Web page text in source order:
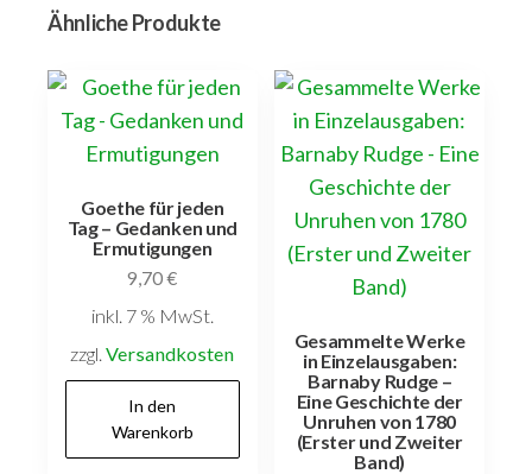
Ähnliche Produkte
Goethe für jeden
Tag – Gedanken und
Ermutigungen
9,70€
inkl. 7 % MwSt.
zzgl.Versandkosten
In den
Warenkorb
Gesammelte Werke
in Einzelausgaben:
Barnaby Rudge –
Eine Geschichte der
Unruhen von 1780
(Erster und Zweiter
Band)